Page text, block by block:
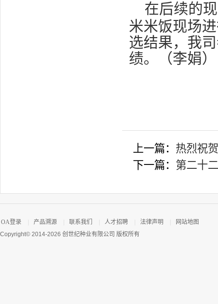
在后续的
米米饭现场
选结果，我
绩。（李娟）
上一篇： 热烈祝
下一篇： 第二十
OA登录 产品溯源 联系我们 人才招聘 法律声明
网站地图
Copyright© 2014-2026 创世纪种业有限公司 版权所有